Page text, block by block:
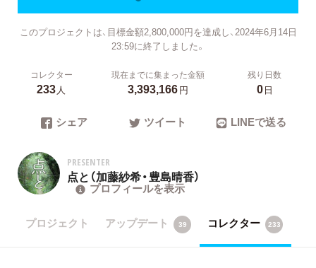
このプロジェクトは、目標金額2,800,000円を達成し、2024年6月14日
23:59に終了しました。
コレクター
233人
現在までに集まった金額
3,393,166円
残り日数
0日
シェア ツイート LINEで送る
PRESENTER
点と（加藤紗希・豊島晴香）
プロフィールを表示
プロジェクト アップデート 39 コレクター 233